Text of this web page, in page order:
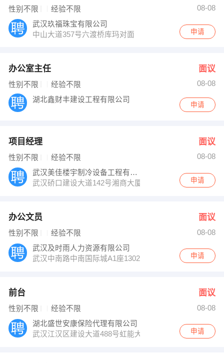
性别不限 经验不限
08-08
武汉玖福珠宝有限公司
中山大道357号六渡桥库玛对面
申请
办公室主任 面议
性别不限 经验不限
08-08
湖北鑫财丰建设工程有限公司
申请
项目经理 面议
性别不限 经验不限
08-08
武汉美佳楼宇制冷设备工程有限公司
武汉硚口建设大道142号湘商大厦13H
申请
办公文员 面议
性别不限 经验不限
08-08
武汉及时雨人力资源有限公司
武汉中南路中南国际城A1座1302
申请
前台 面议
性别不限 经验不限
08-08
湖北盛世安康保险代理有限公司
武汉江汉区建设大道488号虹能大厦1101室
申请